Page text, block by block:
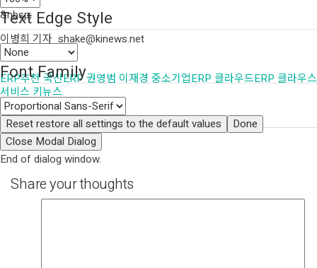
Text Edge Style
Font Family
Resetrestore all settings to the default values
Done
Close Modal Dialog
End of dialog window.
&nbsp;
이병희 기자 shake@kinews.net
ERP추천국산ERP권영범 이재경 중소기업ERP 클라우드ERP 클라우스
서비스 키뉴스
Share:
Share your thoughts